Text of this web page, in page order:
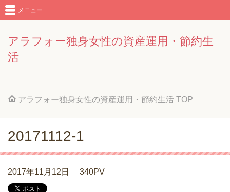
アラフォー独身女性の資産運用・節約生
活
メニュー
アラフォー独身女性の資産運用・節約生活 TOP
20171112-1
2017年11月12日 340PV